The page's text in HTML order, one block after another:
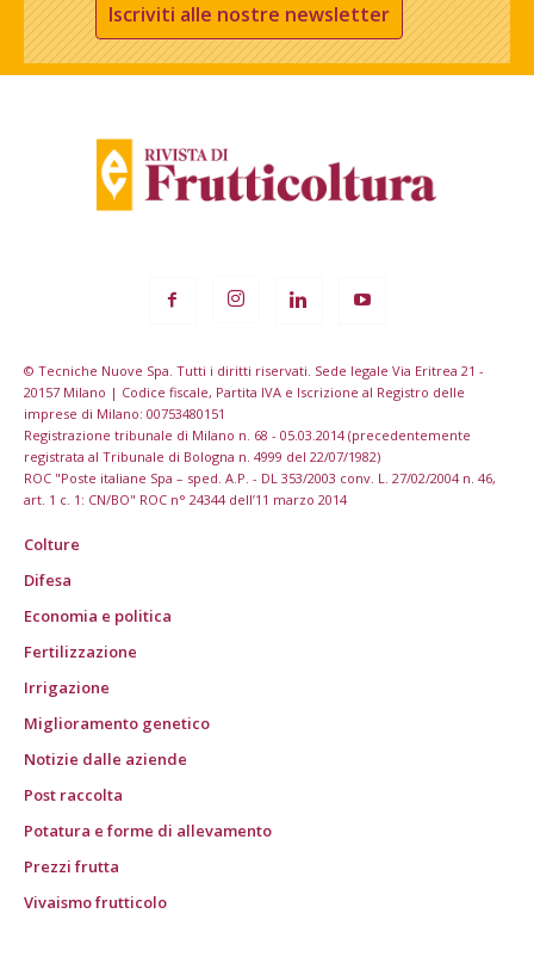
Iscriviti alle nostre newsletter
© Tecniche Nuove Spa. Tutti i diritti riservati. Sede legale Via Eritrea 21 -
20157 Milano | Codice fiscale, Partita IVA e Iscrizione al Registro delle
imprese di Milano: 00753480151
Registrazione tribunale di Milano n. 68 - 05.03.2014 (precedentemente
registrata al Tribunale di Bologna n. 4999 del 22/07/1982)
ROC "Poste italiane Spa – sped. A.P. - DL 353/2003 conv. L. 27/02/2004 n. 46,
art. 1 c. 1: CN/BO" ROC n° 24344 dell’11 marzo 2014
Colture
Difesa
Economia e politica
Fertilizzazione
Irrigazione
Miglioramento genetico
Notizie dalle aziende
Post raccolta
Potatura e forme di allevamento
Prezzi frutta
Vivaismo frutticolo